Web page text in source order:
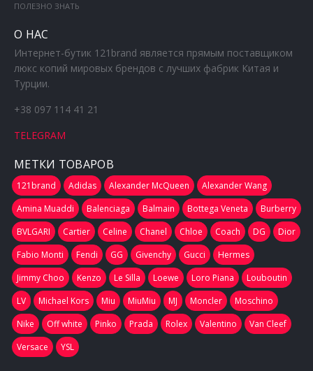
ПОЛЕЗНО ЗНАТЬ
О НАС
Интернет-бутик 121brand является прямым поставщиком
люкс копий мировых брендов с лучших фабрик Китая и
Турции.
+38 097 114 41 21
TELEGRAM
МЕТКИ ТОВАРОВ
121brand Adidas Alexander McQueen
Alexander Wang
Amina Muaddi
Balenciaga Balmain Bottega Veneta
Burberry
BVLGARI
Cartier Celine Chanel Chloe Coach DG
Dior
Fabio Monti
Fendi GG Givenchy Gucci
Hermes
Jimmy Choo
Kenzo Le Silla Loewe Loro Piana
Louboutin
LV
Michael Kors Miu MiuMiu MJ Moncler
Moschino
Nike
Off white Pinko Prada Rolex Valentino
Van Cleef
Versace
YSL